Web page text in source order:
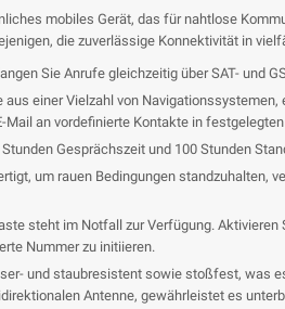
mobiles Gerät, das für nahtlose
die zuverlässige Konnektivität in
Sie Anrufe gleichzeitig über SAT- und
aus einer Vielzahl von
Mail an vordefinierte Kontakte in
Gesprächszeit und 100 Stunden
um rauen Bedingungen standzuhalten,
steht im Notfall zur Verfügung.
Nummer zu initiieren.
und staubresistent sowie stoßfest, was
Antenne, gewährleistet es